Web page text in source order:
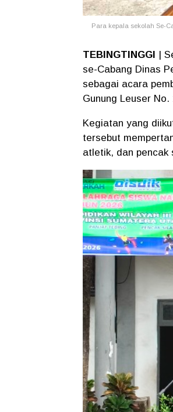
Para kepala sekolah Se-
TEBINGTINGGI
|
se-Cabang Dinas
sebagai acara
Gunung Leuser No.
Kegiatan yang
tersebut
atletik, dan pencak